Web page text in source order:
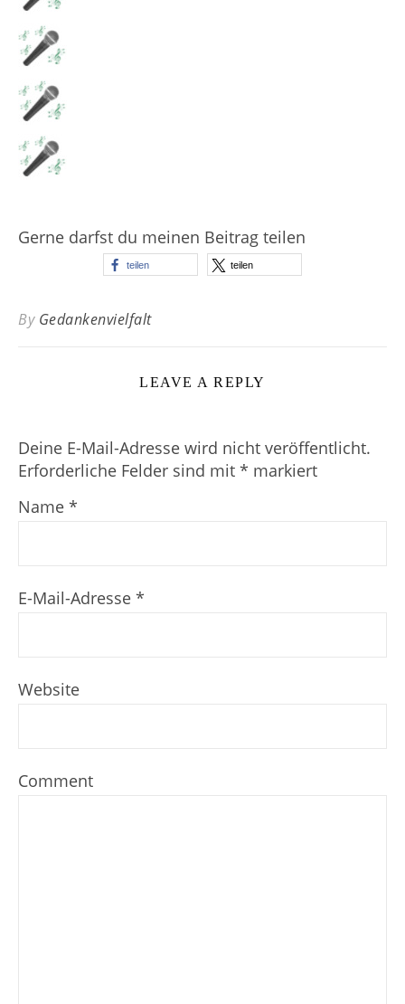
Gerne darfst du meinen Beitrag teilen
teilen teilen
By Gedankenvielfalt
LEAVE A REPLY
Deine E-Mail-Adresse wird nicht veröffentlicht.
Erforderliche Felder sind mit * markiert
Name *
E-Mail-Adresse *
Website
Comment